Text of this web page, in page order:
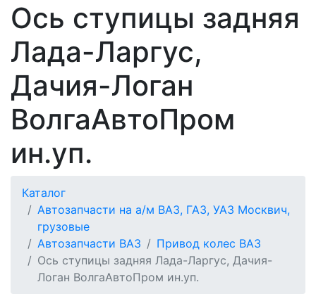
Ось ступицы задняя
Лада-Ларгус,
Дачия-Логан
ВолгаАвтоПром
ин.уп.
Каталог
Автозапчасти на а/м ВАЗ, ГАЗ, УАЗ Москвич,
грузовые
Автозапчасти ВАЗ
Привод колес ВАЗ
Ось ступицы задняя Лада-Ларгус, Дачия-
Логан ВолгаАвтоПром ин.уп.